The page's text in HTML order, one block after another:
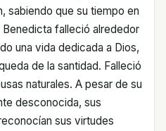
sabiendo que su tiempo en
Benedicta falleció alrededor
una vida dedicada a Dios,
de la santidad. Falleció
naturales. A pesar de su
desconocida, sus
sus virtudes